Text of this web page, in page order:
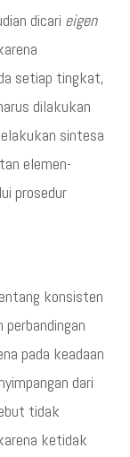
dicari eigen
setiap tingkat,
dilakukan
sintesa
elemen-
prosedur
konsisten
pada keadaan
dari
tidak
ketidak